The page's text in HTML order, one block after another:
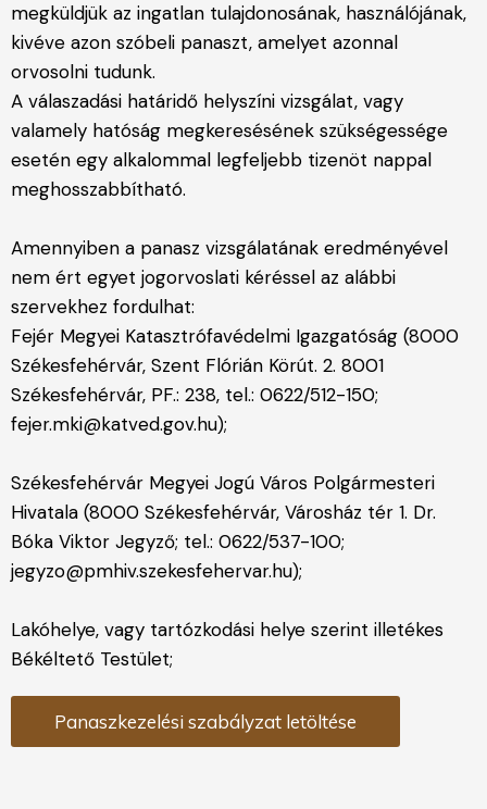
megküldjük az ingatlan tulajdonosának, használójának,
kivéve azon szóbeli panaszt, amelyet azonnal
orvosolni tudunk.
A válaszadási határidő helyszíni vizsgálat, vagy
valamely hatóság megkeresésének szükségessége
esetén egy alkalommal legfeljebb tizenöt nappal
meghosszabbítható.
Amennyiben a panasz vizsgálatának eredményével
nem ért egyet jogorvoslati kéréssel az alábbi
szervekhez fordulhat:
Fejér Megyei Katasztrófavédelmi Igazgatóság (8000
Székesfehérvár, Szent Flórián Körút. 2. 8001
Székesfehérvár, PF.: 238, tel.: 0622/512-150;
fejer.mki@katved.gov.hu);
Székesfehérvár Megyei Jogú Város Polgármesteri
Hivatala (8000 Székesfehérvár, Városház tér 1. Dr.
Bóka Viktor Jegyző; tel.: 0622/537-100;
jegyzo@pmhiv.szekesfehervar.hu);
Lakóhelye, vagy tartózkodási helye szerint illetékes
Békéltető Testület;
Panaszkezelési szabályzat letöltése